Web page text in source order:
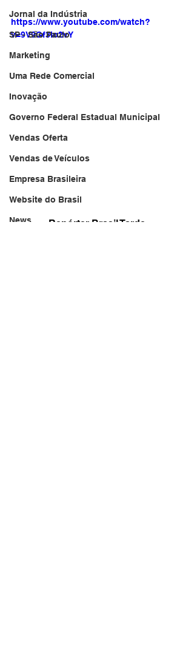
Jornal da Indústria
SP - São Paulo
Marketing
Uma Rede Comercial
Inovação
Governo Federal Estadual Municipal
Vendas Oferta
Vendas de Veículos
Empresa Brasileira
Website do Brasil
News
https://www.youtube.com/watch?
v=9V9Gf3lo2vY
Repórter Brasil Tarde